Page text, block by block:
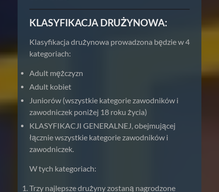
KLASYFIKACJA DRUŻYNOWA:
Klasyfikacja drużynowa prowadzona będzie w 4
kategoriach:
Adult mężczyzn
Adult kobiet
Juniorów (wszystkie kategorie zawodników i
zawodniczek poniżej 18 roku życia)
KLASYFIKACJI GENERALNEJ, obejmującej
łącznie wszystkie kategorie zawodników i
zawodniczek.
W tych kategoriach:
Trzy najlepsze drużyny zostaną nagrodzone